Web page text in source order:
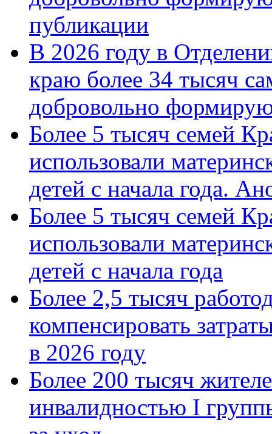
публикации
В 2026 году в
краю более 34 тысяч
добровольно
Более 5 тысяч семей
использовали
детей с начала года.
Более 5 тысяч семей
использовали
детей с начала года
Более 2,5 тысяч
компенсировать
в 2026 году
Более 200 тысяч
инвалидностью I